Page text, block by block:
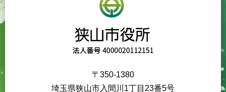
〒350-1380
埼玉県狭山市入間川1丁目23番5号